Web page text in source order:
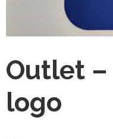
Outlet –
logo